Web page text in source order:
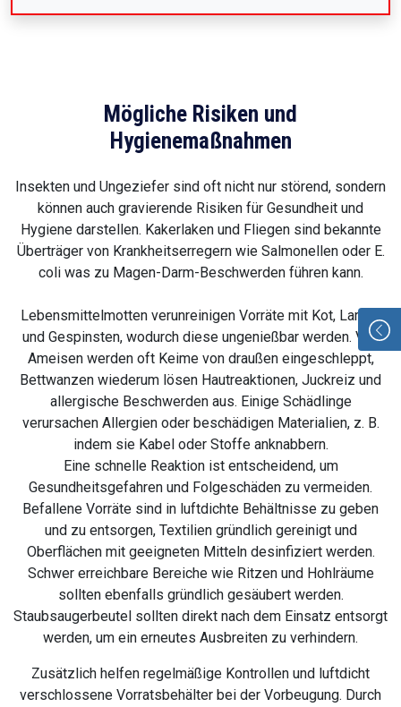
Mögliche Risiken und
Hygienemaßnahmen
Insekten und Ungeziefer sind oft nicht nur störend, sondern
können auch gravierende Risiken für Gesundheit und
Hygiene darstellen. Kakerlaken und Fliegen sind bekannte
Überträger von Krankheitserregern wie Salmonellen oder E.
coli was zu Magen-Darm-Beschwerden führen kann.
Lebensmittelmotten verunreinigen Vorräte mit Kot, Larven
und Gespinsten, wodurch diese ungenießbar werden. Von
Ameisen werden oft Keime von draußen eingeschleppt,
Bettwanzen wiederum lösen Hautreaktionen, Juckreiz und
allergische Beschwerden aus. Einige Schädlinge
verursachen Allergien oder beschädigen Materialien, z. B.
indem sie Kabel oder Stoffe anknabbern.
Eine schnelle Reaktion ist entscheidend, um
Gesundheitsgefahren und Folgeschäden zu vermeiden.
Befallene Vorräte sind in luftdichte Behältnisse zu geben
und zu entsorgen, Textilien gründlich gereinigt und
Oberflächen mit geeigneten Mitteln desinfiziert werden.
Schwer erreichbare Bereiche wie Ritzen und Hohlräume
sollten ebenfalls gründlich gesäubert werden.
Staubsaugerbeutel sollten direkt nach dem Einsatz entsorgt
werden, um ein erneutes Ausbreiten zu verhindern.
Zusätzlich helfen regelmäßige Kontrollen und luftdicht
verschlossene Vorratsbehälter bei der Vorbeugung. Durch